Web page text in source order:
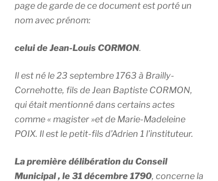
page de garde de ce document est porté un
nom avec prénom:
celui de Jean-Louis CORMON.
Il est né le 23 septembre 1763 à Brailly-
Cornehotte, fils de Jean Baptiste CORMON,
qui était mentionné dans certains actes
comme « magister »et de Marie-Madeleine
POIX. Il est le petit-fils d’Adrien 1 l’instituteur.
La première délibération du Conseil
Municipal , le 31 décembre 1790, concerne la